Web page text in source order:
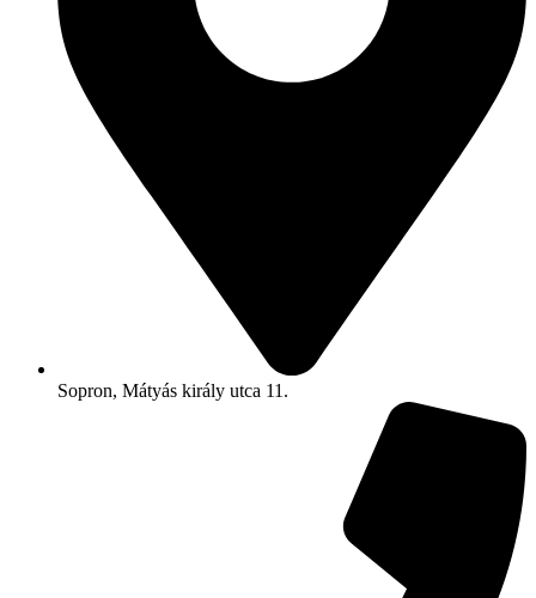
Sopron, Mátyás király utca 11.